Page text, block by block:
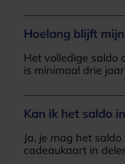
Hoelang blijft mijn
Het volledige saldo
is minimaal drie
Kan ik het saldo
Ja, je mag het
cadeaukaart in